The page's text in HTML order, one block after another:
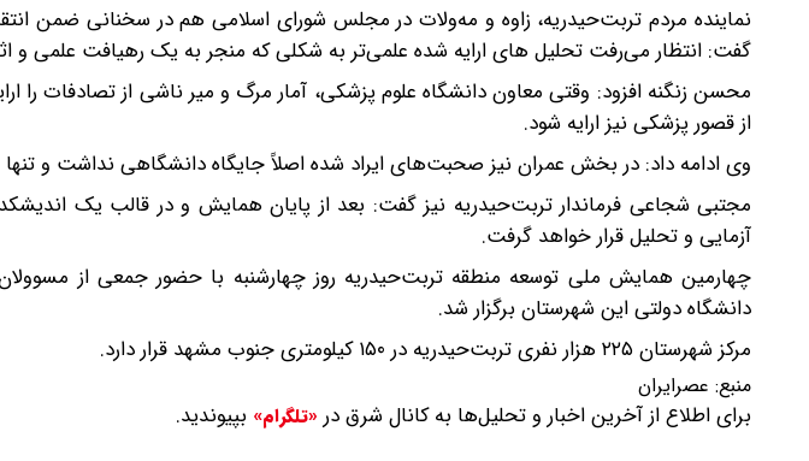
نماینده مردم تربت‌حیدریه، زاوه و مه‌ولات در مجلس شورای اسلامی هم در سخنانی ضمن
گفت: انتظار می‌رفت تحلیل های ارایه شده علمی‌تر به شکلی که منجر به یک رهیافت علمی و
محسن زنگنه افزود: وقتی معاون دانشگاه علوم پزشکی، آمار مرگ و میر ناشی از تصادفات را
از قصور پزشکی نیز ارایه شود.
وی ادامه داد: در بخش عمران نیز صحبت‌های ایراد شده اصلاً جایگاه دانشگاهی نداشت و تنها
مجتبی شجاعی فرماندار تربت‌حیدریه نیز گفت: بعد از پایان همایش و در قالب یک
آزمایی و تحلیل قرار خواهد گرفت.
چهارمین همایش ملی توسعه منطقه تربت‌حیدریه روز چهارشنبه با حضور جمعی از
دانشگاه دولتی این شهرستان برگزار شد.
مرکز شهرستان ۲۲۵ هزار نفری تربت‌حیدریه در ۱۵۰ کیلومتری جنوب مشهد قرار دارد.
منبع: عصرایران
برای اطلاع از آخرین اخبار و تحلیل‌ها به کانال شرق در «تلگرام» بپیوندید.